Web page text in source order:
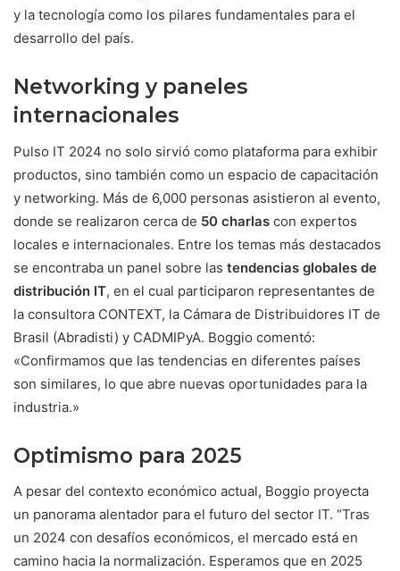
y la tecnología como los pilares fundamentales para el
desarrollo del país.
Networking y paneles
internacionales
Pulso IT 2024 no solo sirvió como plataforma para exhibir
productos, sino también como un espacio de capacitación
y networking. Más de 6,000 personas asistieron al evento,
donde se realizaron cerca de 50 charlas con expertos
locales e internacionales. Entre los temas más destacados
se encontraba un panel sobre las tendencias globales de
distribución IT, en el cual participaron representantes de
la consultora CONTEXT, la Cámara de Distribuidores IT de
Brasil (Abradisti) y CADMIPyA. Boggio comentó:
«Confirmamos que las tendencias en diferentes países
son similares, lo que abre nuevas oportunidades para la
industria.»
Optimismo para 2025
A pesar del contexto económico actual, Boggio proyecta
un panorama alentador para el futuro del sector IT. “Tras
un 2024 con desafíos económicos, el mercado está en
camino hacia la normalización. Esperamos que en 2025